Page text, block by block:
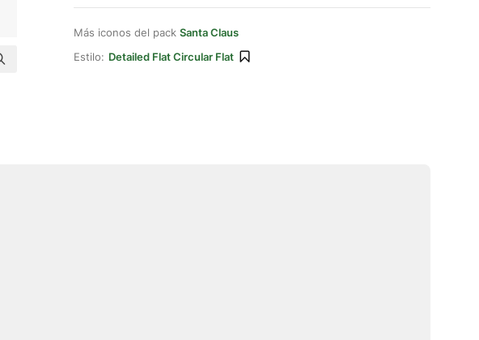
Más iconos del pack Santa Claus
Estilo: Detailed Flat Circular Flat